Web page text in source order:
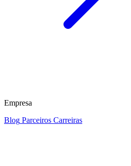
Empresa
Blog Parceiros Carreiras